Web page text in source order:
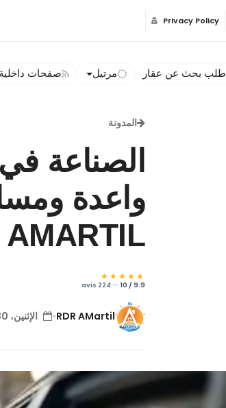
Privacy Policy
طلب بحث عن عقار مرتيل صفحات
المدونة
الصناعة
واعدة
AMARTIL
★★★★★
9.9 / 10
—
224 avis
RDR AMartil
• الإثنين، 30 أغسطس 2021 — 19:11